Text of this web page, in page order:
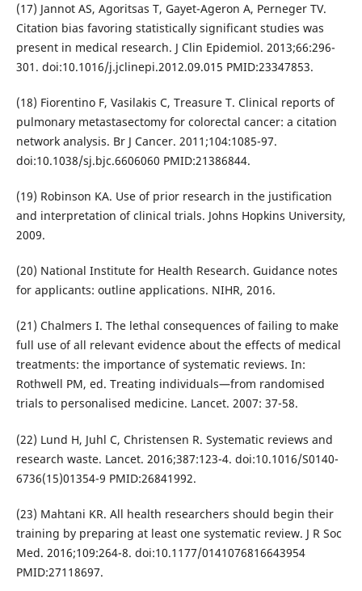
(17) Jannot AS, Agoritsas T, Gayet-Ageron A, Perneger TV.
Citation bias favoring statistically significant studies was
present in medical research. J Clin Epidemiol. 2013;66:296-
301. doi:10.1016/j.jclinepi.2012.09.015 PMID:23347853.
(18) Fiorentino F, Vasilakis C, Treasure T. Clinical reports of
pulmonary metastasectomy for colorectal cancer: a citation
network analysis. Br J Cancer. 2011;104:1085-97.
doi:10.1038/sj.bjc.6606060 PMID:21386844.
(19) Robinson KA. Use of prior research in the justification
and interpretation of clinical trials. Johns Hopkins University,
2009.
(20) National Institute for Health Research. Guidance notes
for applicants: outline applications. NIHR, 2016.
(21) Chalmers I. The lethal consequences of failing to make
full use of all relevant evidence about the effects of medical
treatments: the importance of systematic reviews. In:
Rothwell PM, ed. Treating individuals—from randomised
trials to personalised medicine. Lancet. 2007: 37-58.
(22) Lund H, Juhl C, Christensen R. Systematic reviews and
research waste. Lancet. 2016;387:123-4. doi:10.1016/S0140-
6736(15)01354-9 PMID:26841992.
(23) Mahtani KR. All health researchers should begin their
training by preparing at least one systematic review. J R Soc
Med. 2016;109:264-8. doi:10.1177/0141076816643954
PMID:27118697.